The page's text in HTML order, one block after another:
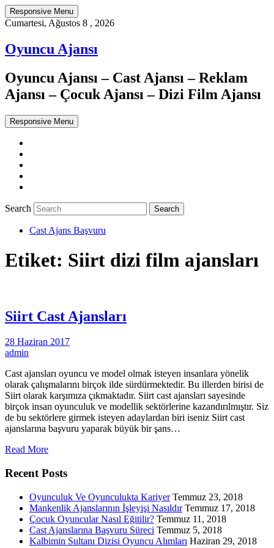
Responsive Menu
Cumartesi, Ağustos 8 , 2026
Oyuncu Ajansı
Oyuncu Ajansı – Cast Ajansı – Reklam
Ajansı – Çocuk Ajansı – Dizi Film Ajansı
Responsive Menu
Search
Cast Ajans Başvuru
Etiket: Siirt dizi film ajansları
Siirt Cast Ajansları
28 Haziran 2017
admin
Cast ajansları oyuncu ve model olmak isteyen insanlara yönelik
olarak çalışmalarını birçok ilde sürdürmektedir. Bu illerden birisi de
Siirt olarak karşımıza çıkmaktadır. Siirt cast ajansları sayesinde
birçok insan oyunculuk ve modellik sektörlerine kazandırılmıştır. Siz
de bu sektörlere girmek isteyen adaylardan biri iseniz Siirt cast
ajanslarına başvuru yaparak büyük bir şans…
Read More
Recent Posts
Oyunculuk Ve Oyunculukta Kariyer Temmuz 23, 2018
Mankenlik Ajanslarının İşleyişi Nasıldır Temmuz 17, 2018
Çocuk Oyuncular Nasıl Eğitilir? Temmuz 11, 2018
Cast Ajanslarına Başvuru Süreci Temmuz 5, 2018
Kalbimin Sultanı Dizisi Oyuncu Alımları Haziran 29, 2018